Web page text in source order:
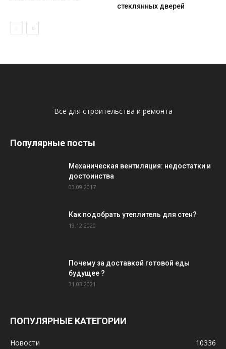
стеклянных дверей
Всё для строительства и ремонта
Популярные посты
Механическая вентиляция: недостатки и
достоинства
03.09.2017
Как подобрать утеплитель для стен?
19.12.2020
Почему за доставкой готовой еды
будущее ?
31.03.2021
ПОПУЛЯРНЫЕ КАТЕГОРИИ
Новости 10336